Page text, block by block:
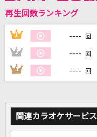
再生回数ランキング
1 ---- 回
2 ---- 回
3 ---- 回
関連カラオケサービス